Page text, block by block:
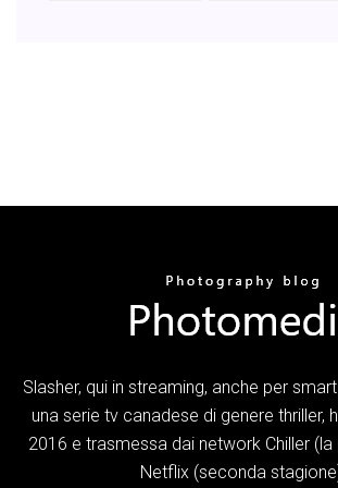
Slasher, qui in streaming, anche per
una serie tv canadese di genere thriller,
2016 e trasmessa dai network Chiller
Netflix (seconda